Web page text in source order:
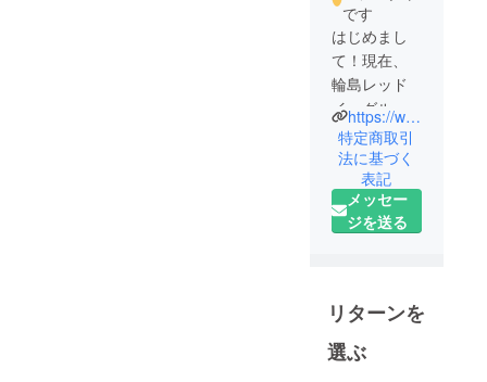
です
はじめまし
て！現在、
輪島レッド
イーグルス
の監督兼指
導者をして
います橋田
宏幸と申し
ます。この
ボールチー
ム「輪島
レッドイー
https://www.instagram.com/wajima.redeagles?igsh=Mjg4YTlyNmZvN3R5&utm_source=qr
特定商取引
法に基づく
表記
メッセー
ジを送る
リターンを
選ぶ